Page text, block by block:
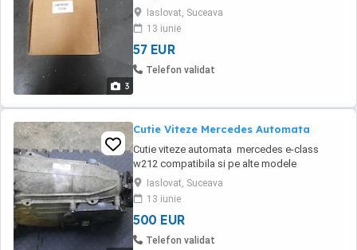
3
Iaslovat, Suceava
13 iunie
57 EUR
Telefon validat
Cutie Viteze Mercedes Automata
Cutie viteze automata mercedes e-class
w212 compatibila si pe alte modele
COD 2212710701 Inainte cu 6 luni sa fie
demontata sau schimbat filtru si uleiul Cutia
nu smunceste !
Iaslovat, Suceava
13 iunie
500 EUR
Telefon validat